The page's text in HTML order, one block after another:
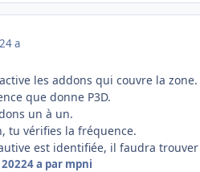
4 a
les addons qui couvre la zone.
que donne P3D.
un à un.
tu vérifies la fréquence.
est identifiée, il faudra
4 a par mpni